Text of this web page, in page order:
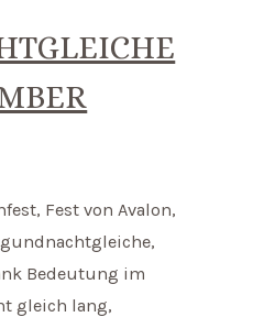
Fest von Avalon,
Bedeutung im
gleich lang,